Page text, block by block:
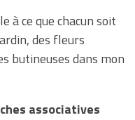
à ce que chacun soit
des fleurs
butineuses dans mon
associatives